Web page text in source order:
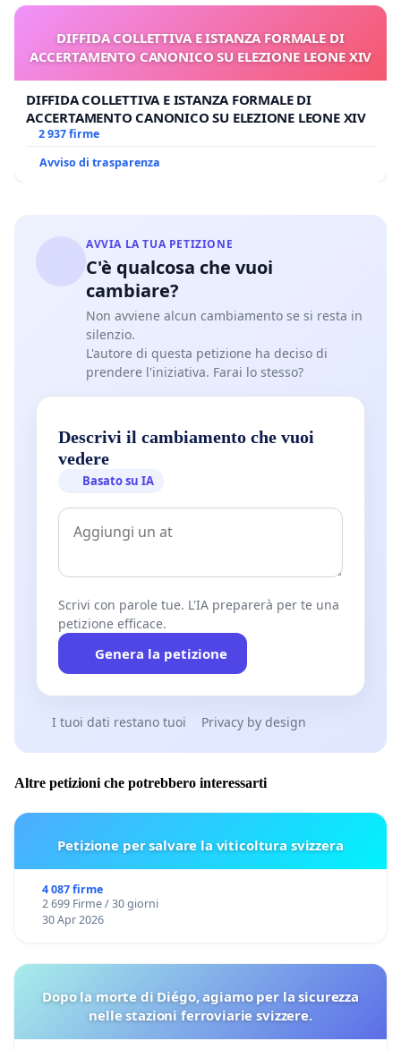
DIFFIDA COLLETTIVA E ISTANZA FORMALE DI
ACCERTAMENTO CANONICO SU ELEZIONE LEONE XIV
DIFFIDA COLLETTIVA E ISTANZA FORMALE DI
ACCERTAMENTO CANONICO SU ELEZIONE LEONE XIV
2 937 firme
Avviso di trasparenza
AVVIA LA TUA PETIZIONE
C'è qualcosa che vuoi
cambiare?
Non avviene alcun cambiamento se si resta in
silenzio.
L'autore di questa petizione ha deciso di
prendere l'iniziativa. Farai lo stesso?
Descrivi il cambiamento che vuoi
vedere
Basato su IA
Scrivi con parole tue. L'IA preparerà per te una
petizione efficace.
Genera la petizione
I tuoi dati restano tuoi Privacy by design
Altre petizioni che potrebbero interessarti
Petizione per salvare la viticoltura svizzera
4 087 firme
2 699 Firme / 30 giorni
30 Apr 2026
Dopo la morte di Diégo, agiamo per la sicurezza
nelle stazioni ferroviarie svizzere.